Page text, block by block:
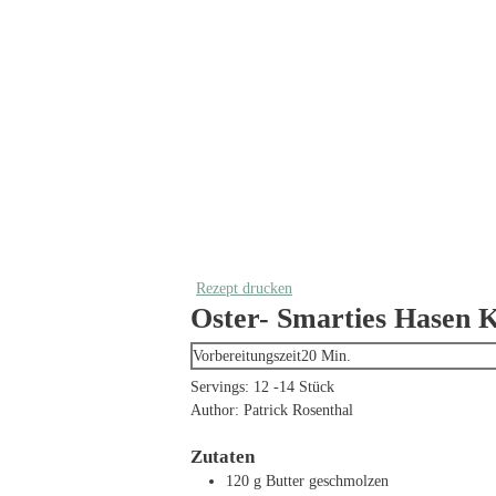
Rezept drucken
Oster- Smarties Hasen
Vorbereitungszeit20Minuten
Min.
Servings: 12 -14 Stück
Author: Patrick Rosenthal
Zutaten
120 g Butter geschmolzen